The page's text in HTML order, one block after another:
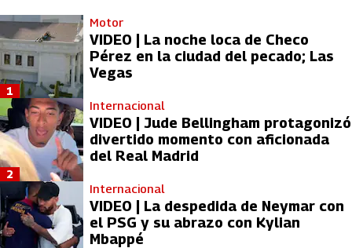
Motor
VIDEO | La noche loca de Checo
Pérez en la ciudad del pecado; Las
Vegas
1
Internacional
VIDEO | Jude Bellingham protagonizó
divertido momento con aficionada
del Real Madrid
2
Internacional
VIDEO | La despedida de Neymar con
el PSG y su abrazo con Kylian
Mbappé